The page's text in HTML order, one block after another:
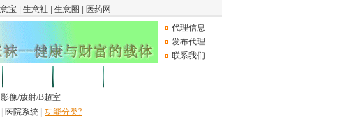
代理信息
发布代理
联系我们
影像/放射/B超室
医院系统 功能分类?